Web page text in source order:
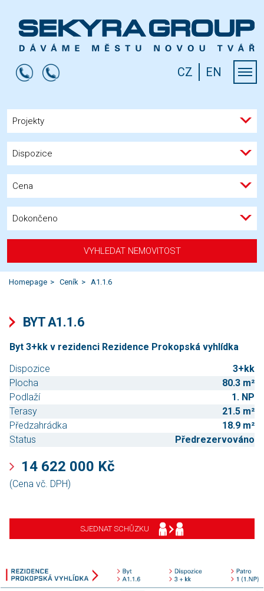
CZ EN
Projekty
Dispozice
Cena
Dokončeno
VYHLEDAT NEMOVITOST
Homepage Ceník A1.1.6
BYT A1.1.6
Byt 3+kk v rezidenci Rezidence Prokopská vyhlídka
Dispozice
3+kk
Plocha
80.3 m²
Podlaží
1. NP
Terasy
21.5 m²
Předzahrádka
18.9 m²
Status
Předrezervováno
14 622 000 Kč
(Cena vč. DPH)
SJEDNAT SCHŮZKU